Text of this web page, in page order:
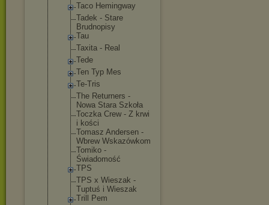
Taco Hemingway
Tadek - Stare
Brudnopisy
Tau
Taxita - Real
Tede
Ten Typ Mes
Te-Tris
The Returners -
Nowa Stara Szkoła
Toczka Crew - Z krwi
i kości
Tomasz Andersen -
Wbrew Wskazówkom
Tomiko -
Świadomość
TPS
TPS x Wieszak -
Tuptuś i Wieszak
Trill Pem